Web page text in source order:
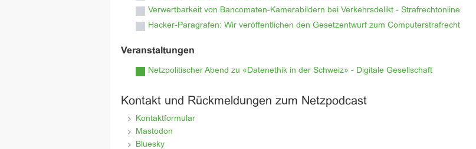
Verwertbarkeit von Bancomaten-Kamerabildern bei Verkehrsdelikt - Strafrechtonline
Hacker-Paragrafen: Wir veröffentlichen den Gesetzentwurf zum Computerstrafrecht
Veranstaltungen
Netzpolitischer Abend zu «Datenethik in der Schweiz» - Digitale Gesellschaft
Kontakt und Rückmeldungen zum Netzpodcast
Kontaktformular
Mastodon
Bluesky